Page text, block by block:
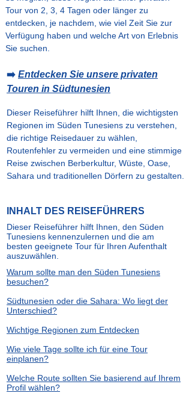
Tour von 2, 3, 4 Tagen oder länger zu
entdecken, je nachdem, wie viel Zeit Sie zur
Verfügung haben und welche Art von Erlebnis
Sie suchen.
➡️ Entdecken Sie unsere privaten
Touren in Südtunesien
Dieser Reiseführer hilft Ihnen, die wichtigsten
Regionen im Süden Tunesiens zu verstehen,
die richtige Reisedauer zu wählen,
Routenfehler zu vermeiden und eine stimmige
Reise zwischen Berberkultur, Wüste, Oase,
Sahara und traditionellen Dörfern zu gestalten.
INHALT DES REISEFÜHRERS
Dieser Reiseführer hilft Ihnen, den Süden
Tunesiens kennenzulernen und die am
besten geeignete Tour für Ihren Aufenthalt
auszuwählen.
Warum sollte man den Süden Tunesiens
besuchen?
Südtunesien oder die Sahara: Wo liegt der
Unterschied?
Wichtige Regionen zum Entdecken
Wie viele Tage sollte ich für eine Tour
einplanen?
Welche Route sollten Sie basierend auf Ihrem
Profil wählen?